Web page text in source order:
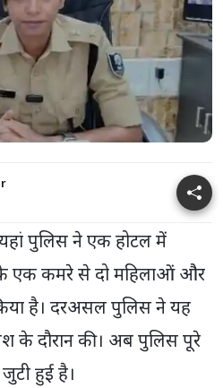
पुलिस ने एक होटल में
के एक कमरे से दो महिलाओं और
है। दरअसल पुलिस ने यह
के दौरान की। अब पुलिस पूरे
हुई है।